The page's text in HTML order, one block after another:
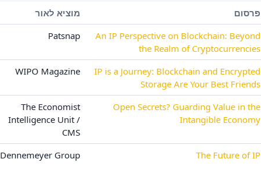
פרסום מוציא לאור
An IP Perspective on Blockchain: Beyond
the Realm of Cryptocurrencies
Patsnap
IP is a Journey: Blockchain and Encrypted
Storage Are Your Best Friends
WIPO Magazine
Open Secrets? Guarding Value in the
Intangible Economy
The Economist
Intelligence Unit /
CMS
The Future of IP
Dennemeyer Group